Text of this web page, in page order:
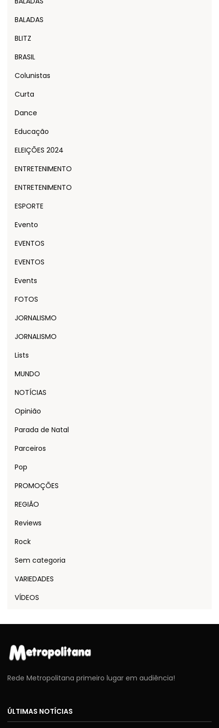
BALADAS
BLITZ
BRASIL
Colunistas
Curta
Dance
Educação
ELEIÇÕES 2024
ENTRETENIMENTO
ENTRETENIMENTO
ESPORTE
Evento
EVENTOS
EVENTOS
Events
FOTOS
JORNALISMO
JORNALISMO
Lists
MUNDO
NOTÍCIAS
Opinião
Parada de Natal
Parceiros
Pop
PROMOÇÕES
REGIÃO
Reviews
Rock
Sem categoria
VARIEDADES
VÍDEOS
Rede Metropolitana primeiro lugar em audiência!
ÚLTIMAS NOTÍCIAS